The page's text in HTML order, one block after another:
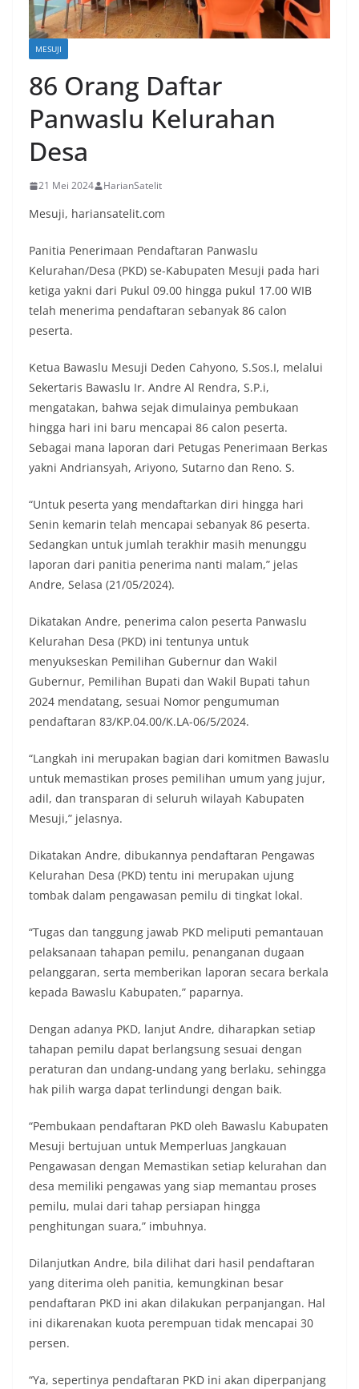
MESUJI
86 Orang Daftar
Panwaslu Kelurahan
Desa
21 Mei 2024 HarianSatelit
Mesuji, hariansatelit.com
Panitia Penerimaan Pendaftaran Panwaslu
Kelurahan/Desa (PKD) se-Kabupaten Mesuji pada hari
ketiga yakni dari Pukul 09.00 hingga pukul 17.00 WIB
telah menerima pendaftaran sebanyak 86 calon
peserta.
Ketua Bawaslu Mesuji Deden Cahyono, S.Sos.I, melalui
Sekertaris Bawaslu Ir. Andre Al Rendra, S.P.i,
mengatakan, bahwa sejak dimulainya pembukaan
hingga hari ini baru mencapai 86 calon peserta.
Sebagai mana laporan dari Petugas Penerimaan Berkas
yakni Andriansyah, Ariyono, Sutarno dan Reno. S.
“Untuk peserta yang mendaftarkan diri hingga hari
Senin kemarin telah mencapai sebanyak 86 peserta.
Sedangkan untuk jumlah terakhir masih menunggu
laporan dari panitia penerima nanti malam,” jelas
Andre, Selasa (21/05/2024).
Dikatakan Andre, penerima calon peserta Panwaslu
Kelurahan Desa (PKD) ini tentunya untuk
menyukseskan Pemilihan Gubernur dan Wakil
Gubernur, Pemilihan Bupati dan Wakil Bupati tahun
2024 mendatang, sesuai Nomor pengumuman
pendaftaran 83/KP.04.00/K.LA-06/5/2024.
“Langkah ini merupakan bagian dari komitmen Bawaslu
untuk memastikan proses pemilihan umum yang jujur,
adil, dan transparan di seluruh wilayah Kabupaten
Mesuji,” jelasnya.
Dikatakan Andre, dibukannya pendaftaran Pengawas
Kelurahan Desa (PKD) tentu ini merupakan ujung
tombak dalam pengawasan pemilu di tingkat lokal.
“Tugas dan tanggung jawab PKD meliputi pemantauan
pelaksanaan tahapan pemilu, penanganan dugaan
pelanggaran, serta memberikan laporan secara berkala
kepada Bawaslu Kabupaten,” paparnya.
Dengan adanya PKD, lanjut Andre, diharapkan setiap
tahapan pemilu dapat berlangsung sesuai dengan
peraturan dan undang-undang yang berlaku, sehingga
hak pilih warga dapat terlindungi dengan baik.
“Pembukaan pendaftaran PKD oleh Bawaslu Kabupaten
Mesuji bertujuan untuk Memperluas Jangkauan
Pengawasan dengan Memastikan setiap kelurahan dan
desa memiliki pengawas yang siap memantau proses
pemilu, mulai dari tahap persiapan hingga
penghitungan suara,” imbuhnya.
Dilanjutkan Andre, bila dilihat dari hasil pendaftaran
yang diterima oleh panitia, kemungkinan besar
pendaftaran PKD ini akan dilakukan perpanjangan. Hal
ini dikarenakan kuota perempuan tidak mencapai 30
persen.
“Ya, sepertinya pendaftaran PKD ini akan diperpanjang